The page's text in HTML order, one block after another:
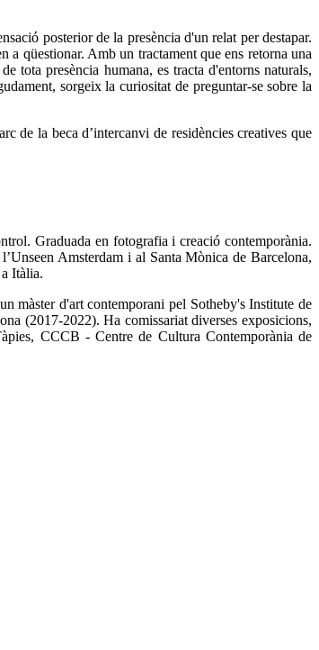
posterior de la presència d'un relat per destapar.
a qüestionar. Amb un tractament que ens retorna una
tota presència humana, es tracta d'entorns naturals,
sorgeix la curiositat de preguntar-se sobre la
de la beca d’intercanvi de residències creatives que
Graduada en fotografia i creació contemporània.
Amsterdam i al Santa Mònica de Barcelona,
Itàlia.
màster d'art contemporani pel Sotheby's Institute de
(2017-2022). Ha comissariat diverses exposicions,
CCCB - Centre de Cultura Contemporània de